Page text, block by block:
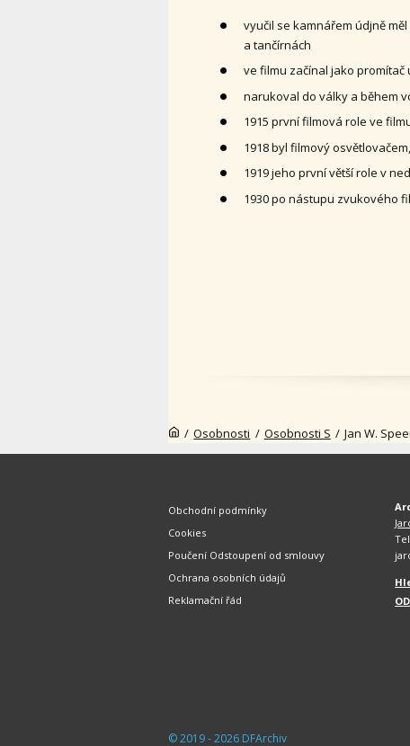
vyučil se kamnářem údjně
a tančírnách
ve filmu začínal jako
narukoval do války a během
1915 první filmová role ve
1918 byl filmový
1919 jeho první větší role v
1930 po nástupu zvukového
/ Osobnosti / Osobnosti S / Jan W.
Obchodní podmínky
Cookies
Poučení Odstoupení od smlouvy
Ochrana osobních údajů
Reklamační řád
© 2019 - 2026 DFArchiv